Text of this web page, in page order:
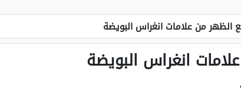
الظهر من علامات انغراس البويضة
انغراس البويضة